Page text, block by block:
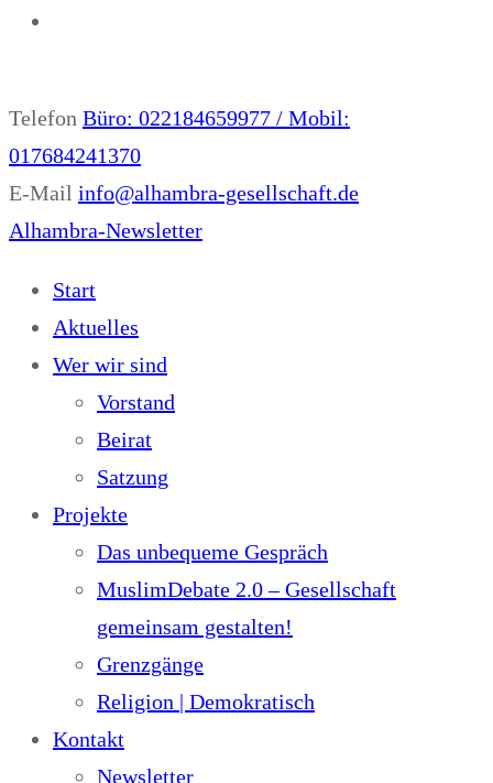
Telefon Büro: 022184659977 / Mobil:
017684241370
E-Mail info@alhambra-gesellschaft.de
Alhambra-Newsletter
Start
Aktuelles
Wer wir sind
Vorstand
Beirat
Satzung
Projekte
Das unbequeme Gespräch
MuslimDebate 2.0 – Gesellschaft
gemeinsam gestalten!
Grenzgänge
Religion | Demokratisch
Kontakt
Newsletter